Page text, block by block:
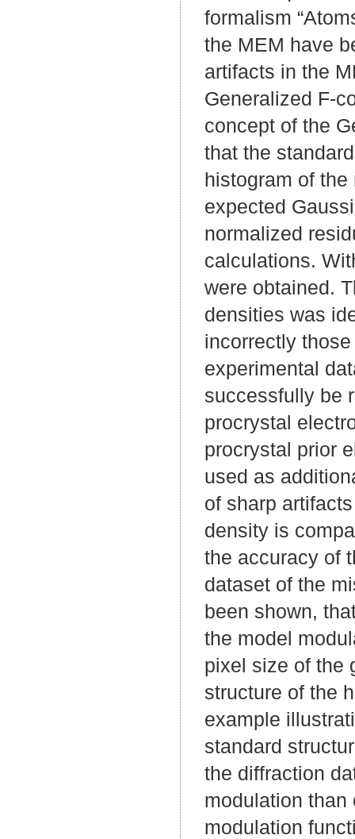
formalism
the MEM have
artifacts in the
Generalized F-
concept of the
that the
histogram of
expected
normalized
calculations.
were obtained.
densities was
incorrectly
experimental
successfully be
procrystal
procrystal prior
used as
of sharp
density is
the accuracy of
dataset of the
been shown,
the model
pixel size of the
structure of the
example
standard
the diffraction
modulation than
modulation